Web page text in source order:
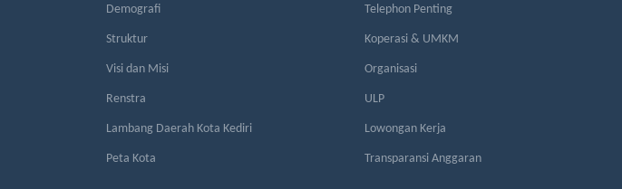
Demografi
Struktur
Visi dan Misi
Renstra
Lambang Daerah Kota Kediri
Peta Kota
Telephon Penting
Koperasi & UMKM
Organisasi
ULP
Lowongan Kerja
Transparansi Anggaran